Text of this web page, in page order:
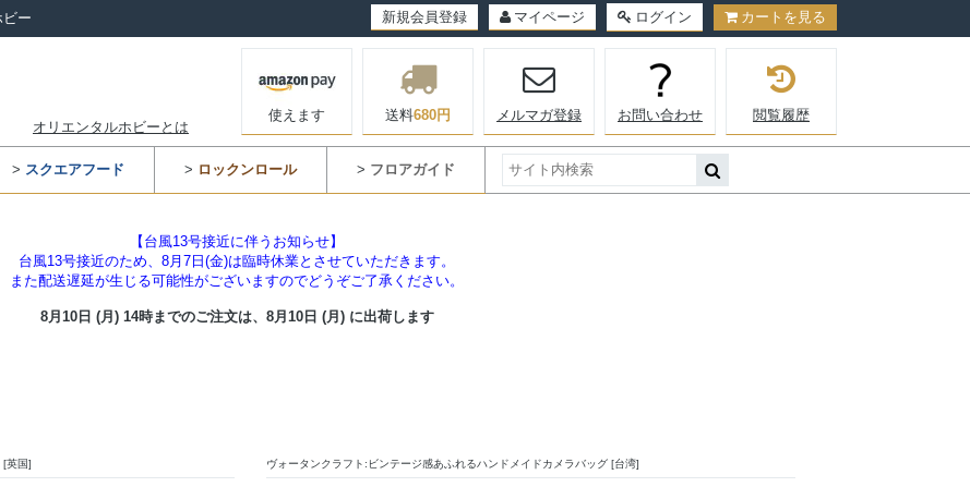
ー 新規会員登録 マイページ ログイン カートを見る
オリエンタルホビーとは
使えます 送料680円 メルマガ登録 お問い合わせ 閲覧履歴
> スクエアフード > ロックンロール > フロアガイド
【台風13号接近に伴うお知らせ】
台風13号接近のため、8月7日(金)は臨時休業とさせていただきます。
また配送遅延が生じる可能性がございますのでどうぞご了承ください。
8月10日 (月) 14時までのご注文は、 8月10日 (月) に出荷します
[英国] ヴォータンクラフト:ビンテージ感あふれるハンドメイドカメラバッグ [台湾]